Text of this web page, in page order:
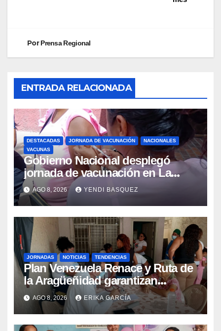
PorPrensa Regional
ENTRADA RELACIONADA
DESTACADAS JORNADA DE VACUNACIÓN
NACIONALES
VACUNAS
Gobierno Nacional desplegó
jornada de vacunación en La
Guaira para garantizar protección
epidemiológica
AGO 8, 2026 YENDI BASQUEZ
JORNADAS NOTICIAS TENDENCIAS
Plan Venezuela Renace y Ruta de
la Aragüeñidad garantizan
atención médica integral en
Aragua
AGO 8, 2026 ERIKA GARCÍA